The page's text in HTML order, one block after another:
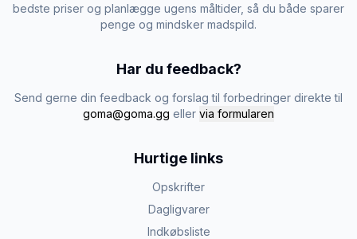
bedste priser og planlægge ugens måltider, så du både sparer
penge og mindsker madspild.
Har du feedback?
Send gerne din feedback og forslag til forbedringer direkte til
goma@goma.gg eller via formularen
Hurtige links
Opskrifter
Dagligvarer
Indkøbsliste